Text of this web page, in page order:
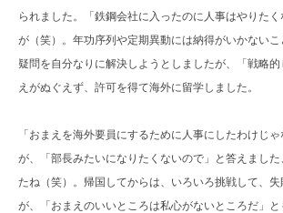
られました。「鉄鋼会社に入ったのに人事はやりた
が（笑）。年功序列や定期異動には納得がいかない
疑問を自分なりに解決しようとしましたが、「戦略
えがぬぐえず、許可を得て海外に留学しました。
「おまえを海外要員にするために人事にしたわけじ
が、「部長みたいになりたくないので」と答えまし
たね（笑）。帰国してからは、いろいろ挑戦して、
が、「おまえのいいところは私心がないところだ」